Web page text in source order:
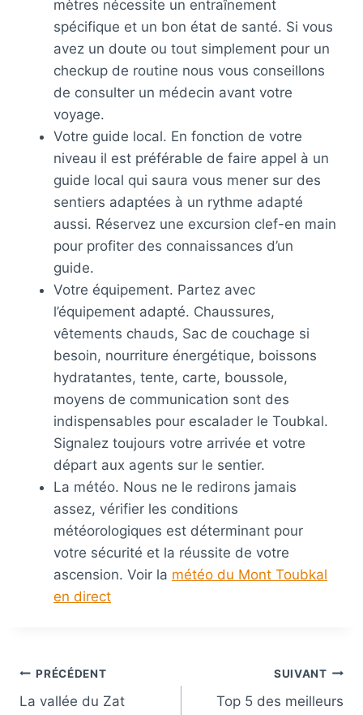
mètres nécessite un entraînement
spécifique et un bon état de santé. Si vous
avez un doute ou tout simplement pour un
checkup de routine nous vous conseillons
de consulter un médecin avant votre
voyage.
Votre guide local. En fonction de votre
niveau il est préférable de faire appel à un
guide local qui saura vous mener sur des
sentiers adaptées à un rythme adapté
aussi. Réservez une excursion clef-en main
pour profiter des connaissances d’un
guide.
Votre équipement. Partez avec
l’équipement adapté. Chaussures,
vêtements chauds, Sac de couchage si
besoin, nourriture énergétique, boissons
hydratantes, tente, carte, boussole,
moyens de communication sont des
indispensables pour escalader le Toubkal.
Signalez toujours votre arrivée et votre
départ aux agents sur le sentier.
La météo. Nous ne le redirons jamais
assez, vérifier les conditions
météorologiques est déterminant pour
votre sécurité et la réussite de votre
ascension. Voir la météo du Mont Toubkal
en direct
Navigation
PRÉCÉDENT
La vallée du Zat
SUIVANT
Top 5 des meilleurs